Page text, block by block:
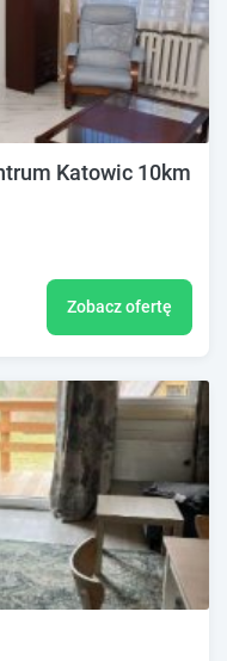
Katowic 10km
Zobacz ofertę